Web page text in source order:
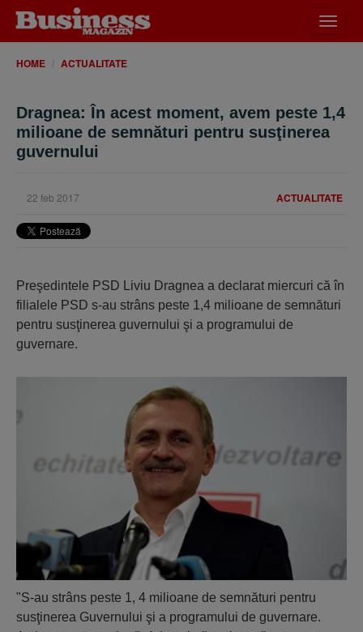
meniu
HOME ACTUALITATE
Dragnea: În acest moment, avem peste 1,4
milioane de semnături pentru susţinerea
guvernului
ACTUALITATE
22 feb 2017
Preşedintele PSD Liviu Dragnea a declarat miercuri că în
filialele PSD s-au strâns peste 1,4 milioane de semnături
pentru susţinerea guvernului şi a programului de
guvernare.
"S-au strâns peste 1, 4 milioane de semnături pentru
susţinerea Guvernului şi a programului de guvernare.